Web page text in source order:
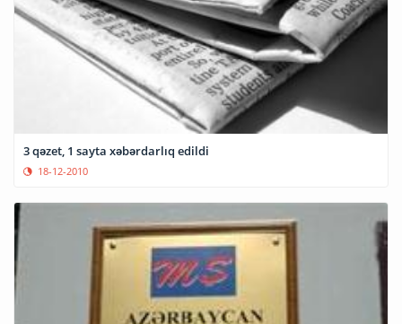
3 qəzet, 1 sayta xəbərdarlıq edildi
18-12-2010